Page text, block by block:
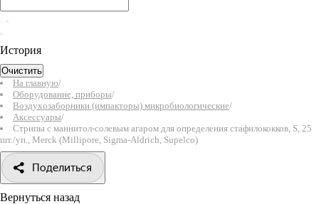
История
Очистить
На главную/
Оборудование, приборы/
Воздухозаборники (импакторы) микробиологические/
Аксессуары/
Стрипы с маннитол-солевым агаром для определения стафилококков, S, 25
шт./уп., Merck (Millipore, Sigma-Aldrich, Supelco)
Поделиться
Вернуться назад